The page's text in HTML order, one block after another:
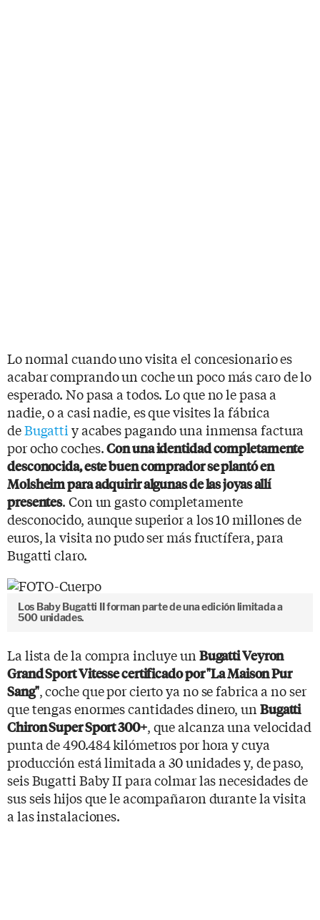
Lo normal cuando uno visita el concesionario es
acabar comprando un coche un poco más caro de lo
esperado. No pasa a todos. Lo que no le pasa a
nadie, o a casi nadie, es que visites la fábrica
deBugattiy acabes pagando una inmensa factura
por ocho coches.Con una identidad completamente
desconocida, este buen comprador se plantó en
Molsheim para adquirir algunas de las joyas allí
presentes. Con un gasto completamente
desconocido, aunque superior a los 10 millones de
euros, la visita no pudo ser más fructífera, para
Bugatti claro.
Los Baby Bugatti II forman parte de una edición limitada a
500 unidades.
La lista de la compra incluye un Bugatti Veyron
Grand Sport Vitesse certificado por "La Maison Pur
Sang", coche que por cierto ya no se fabrica a no ser
que tengas enormes cantidades dinero, un Bugatti
Chiron Super Sport 300+, que alcanza una velocidad
punta de 490.484 kilómetros por hora y cuya
producción está limitada a 30 unidades y, de paso,
seis Bugatti Baby II para colmar las necesidades de
sus seis hijos que le acompañaron durante la visita
a las instalaciones.